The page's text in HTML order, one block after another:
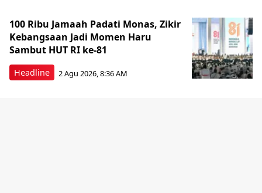
Headline
100 Ribu Jamaah Padati Monas, Zikir
Kebangsaan Jadi Momen Haru
Sambut HUT RI ke-81
2 Agu 2026, 8:36 AM